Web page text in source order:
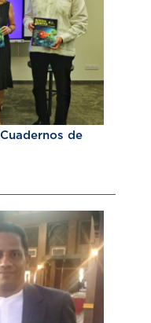
de